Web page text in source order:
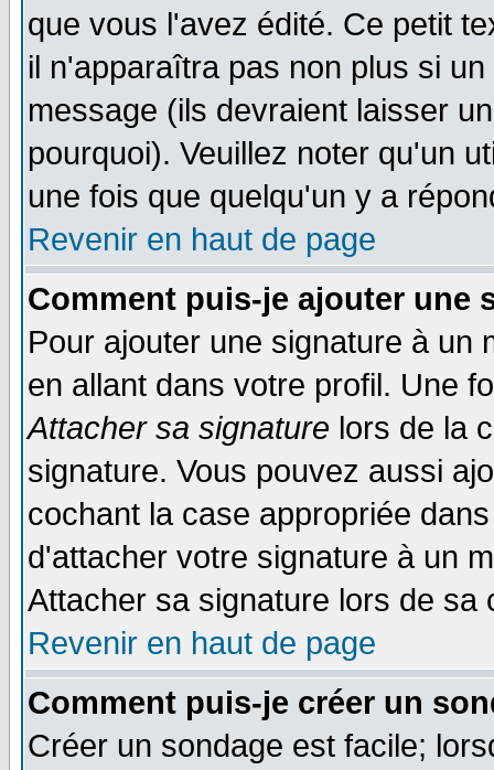
que vous l'avez édité. Ce petit
il n'apparaîtra pas non plus si
message (ils devraient laisser
pourquoi). Veuillez noter qu'un
une fois que quelqu'un y a
Revenir en haut de page
Comment puis-je ajouter une
Pour ajouter une signature à un
en allant dans votre profil. Une
Attacher sa signature lors de la
signature. Vous pouvez aussi
cochant la case appropriée
d'attacher votre signature à un
Attacher sa signature lors de sa
Revenir en haut de page
Comment puis-je créer un
Créer un sondage est facile;